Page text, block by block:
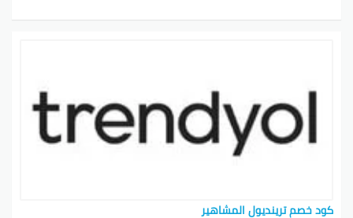
كود خصم ترينديول المشاهير